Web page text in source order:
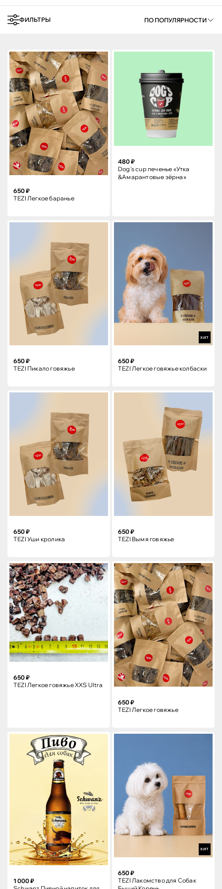
ФИЛЬТРЫ ПО ПОПУЛЯРНОСТИ
650 ₽
TEZI Легкое баранье
480 ₽
Dog's cup печенье «Утка
&Амарантовые зёрна»
650 ₽
TEZI Пикало говяжье
ХИТ
650 ₽
TEZI Легкое говяжье колбаски
650 ₽
TEZI Уши кролика
650 ₽
TEZI Вымя говяжье
650 ₽
TEZI Легкое говяжье XXS Ultra
650 ₽
TEZI Легкое говяжье
1 000 ₽
ХИТ
650 ₽
TEZI Лакомство для Собак